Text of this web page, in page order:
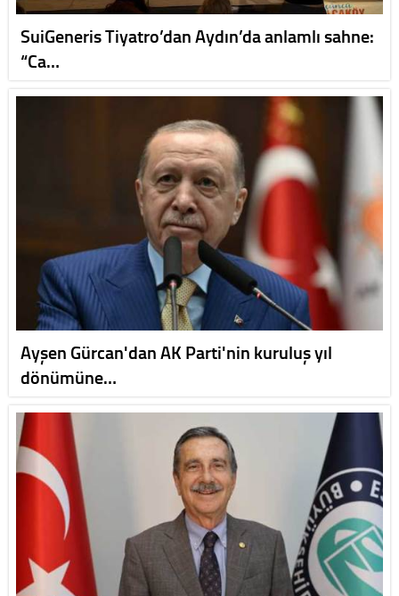
SuiGeneris Tiyatro’dan Aydın’da anlamlı sahne:
“Ca…
Ayşen Gürcan'dan AK Parti'nin kuruluş yıl
dönümüne…